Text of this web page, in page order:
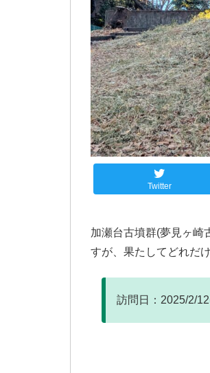
Twitter
加瀬台古墳群(夢見ヶ崎
すが、果たしてどれだ
訪問日：2025/2/